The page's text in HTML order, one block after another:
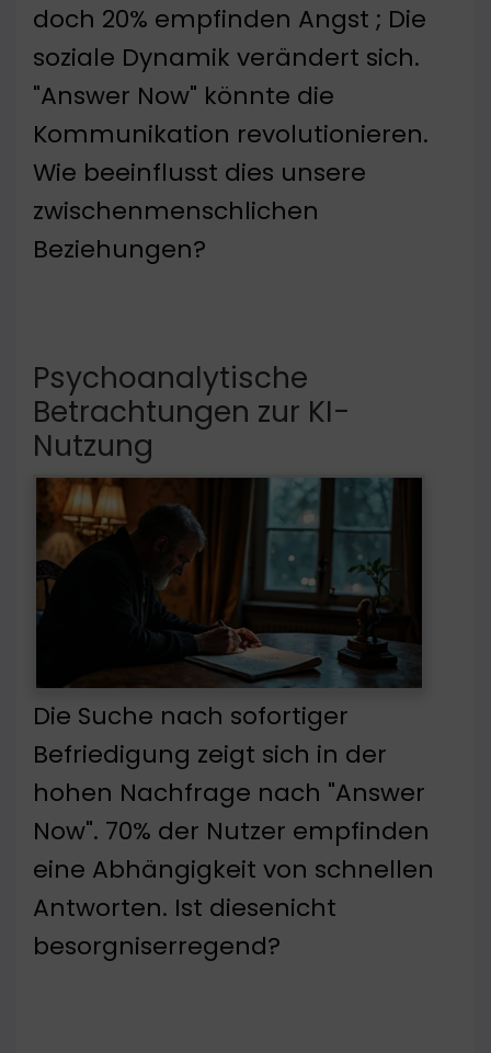
doch 20% empfinden Angst ; Die
soziale Dynamik verändert sich.
"Answer Now" könnte die
Kommunikation revolutionieren.
Wie beeinflusst dies unsere
zwischenmenschlichen
Beziehungen?
Psychoanalytische
Betrachtungen zur KI-
Nutzung
Die Suche nach sofortiger
Befriedigung zeigt sich in der
hohen Nachfrage nach "Answer
Now". 70% der Nutzer empfinden
eine Abhängigkeit von schnellen
Antworten. Ist diesenicht
besorgniserregend?